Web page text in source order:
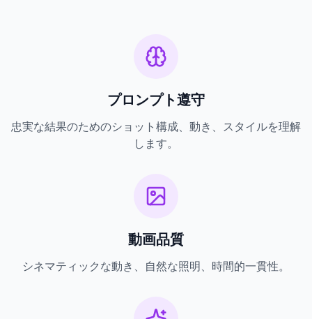
プロンプト遵守
忠実な結果のためのショット構成、動き、スタイルを理解
します。
動画品質
シネマティックな動き、自然な照明、時間的一貫性。